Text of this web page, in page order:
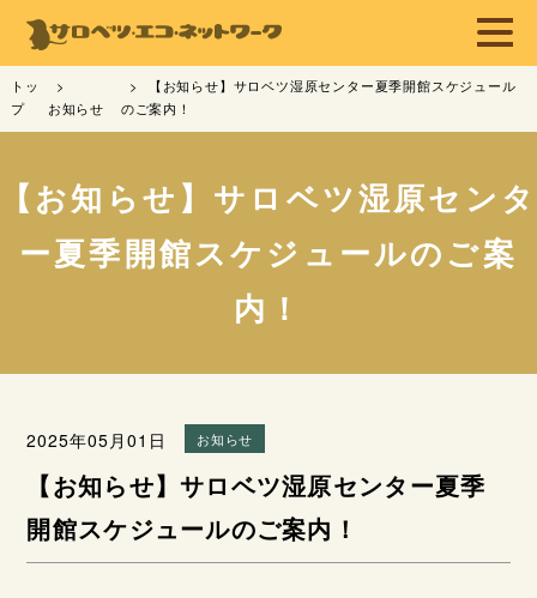
トッ
プ
お知らせ
【お知らせ】サロベツ湿原センター夏季開館スケジュール
のご案内！
【お知らせ】サロベツ湿原センタ
ー夏季開館スケジュールのご案
内！
2025年05月01日 お知らせ
【お知らせ】サロベツ湿原センター夏季
開館スケジュールのご案内！